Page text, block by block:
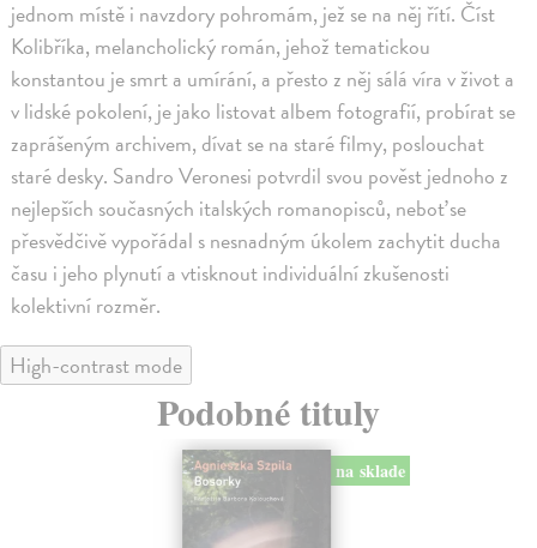
jednom místě i navzdory pohromám, jež se na něj řítí. Číst
Kolibříka, melancholický román, jehož tematickou
konstantou je smrt a umírání, a přesto z něj sálá víra v život a
v lidské pokolení, je jako listovat albem fotografií, probírat se
zaprášeným archivem, dívat se na staré filmy, poslouchat
staré desky. Sandro Veronesi potvrdil svou pověst jednoho z
nejlepších současných italských romanopisců, neboť se
přesvědčivě vypořádal s nesnadným úkolem zachytit ducha
času i jeho plynutí a vtisknout individuální zkušenosti
kolektivní rozměr.
High-contrast mode
Podobné tituly
na sklade